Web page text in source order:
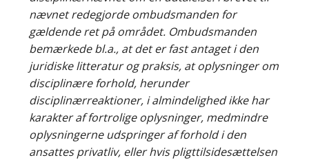
nævnet redegjorde ombudsmanden for
gældende ret på området. Ombudsmanden
bemærkede bl.a., at det er fast antaget i den
juridiske litteratur og praksis, at oplysninger om
disciplinære forhold, herunder
disciplinærreaktioner, i almindelighed ikke har
karakter af fortrolige oplysninger, medmindre
oplysningerne udspringer af forhold i den
ansattes privatliv, eller hvis pligttilsidesættelsen